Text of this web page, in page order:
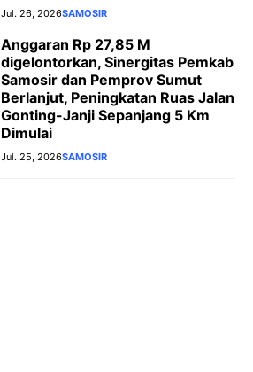
Jul. 26, 2026SAMOSIR
Anggaran Rp 27,85 M
digelontorkan, Sinergitas Pemkab
Samosir dan Pemprov Sumut
Berlanjut, Peningkatan Ruas Jalan
Gonting-Janji Sepanjang 5 Km
Dimulai
Jul. 25, 2026SAMOSIR